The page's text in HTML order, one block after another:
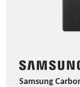
Samsung